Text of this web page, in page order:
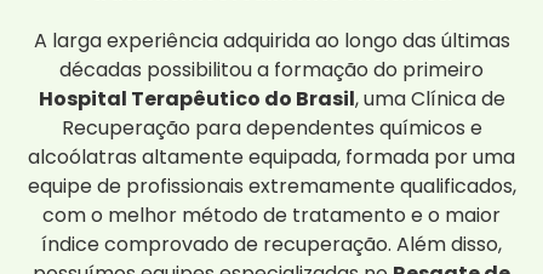
A larga experiência adquirida ao longo das últimas
décadas possibilitou a formação do primeiro
Hospital Terapêutico do Brasil, uma Clínica de
Recuperação para dependentes químicos e
alcoólatras altamente equipada, formada por uma
equipe de profissionais extremamente qualificados,
com o melhor método de tratamento e o maior
índice comprovado de recuperação. Além disso,